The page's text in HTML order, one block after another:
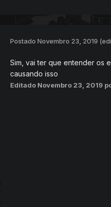
Postado Novembro 23, 2019
Sim, vai ter que entender os
causando isso
Editado Novembro 23, 2019